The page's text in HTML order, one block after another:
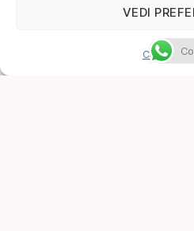
VEDI
Cookie